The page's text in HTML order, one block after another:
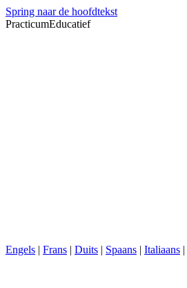
Spring naar de hoofdtekst
PracticumEducatief
Engels | Frans | Duits | Spaans | Italiaans |